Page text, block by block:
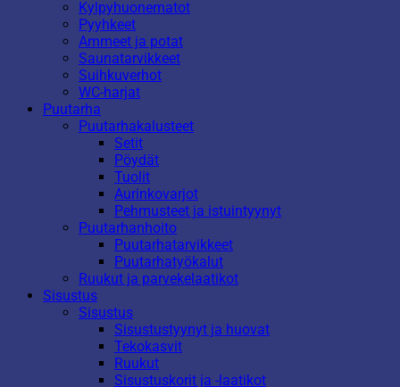
Kylpyhuonematot
Pyyhkeet
Ammeet ja potat
Saunatarvikkeet
Suihkuverhot
WC-harjat
Puutarha
Puutarhakalusteet
Setit
Pöydät
Tuolit
Aurinkovarjot
Pehmusteet ja istuintyynyt
Puutarhanhoito
Puutarhatarvikkeet
Puutarhatyökalut
Ruukut ja parvekelaatikot
Sisustus
Sisustus
Sisustustyynyt ja huovat
Tekokasvit
Ruukut
Sisustuskorit ja -laatikot